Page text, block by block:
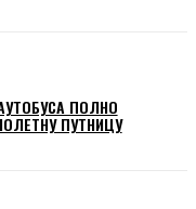
ПОЛНО
ПУТНИЦУ